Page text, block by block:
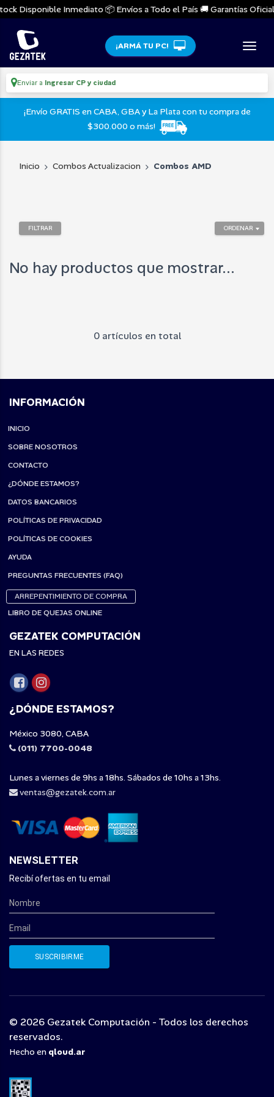
Disponible Inmediato 📦 Envíos a Todo el País 🚚 Garantías
¡ARMÁ TU PC!
Enviar a Ingresar CP y ciudad
¡Envío GRATIS en CABA, GBA y La Plata con tu compra de
$300.000 o más!
Inicio Combos Actualizacion Combos AMD
ORDENAR
FILTRAR
No hay productos que mostrar...
0 artículos en total
INFORMACIÓN
INICIO
SOBRE NOSOTROS
CONTACTO
¿DÓNDE ESTAMOS?
DATOS BANCARIOS
POLÍTICAS DE PRIVACIDAD
POLÍTICAS DE COOKIES
AYUDA
PREGUNTAS FRECUENTES (FAQ)
ARREPENTIMIENTO DE COMPRA
LIBRO DE QUEJAS ONLINE
GEZATEK COMPUTACIÓN
EN LAS REDES
¿DÓNDE ESTAMOS?
México 3080, CABA
(011) 7700-0048
Lunes a viernes de 9hs a 18hs. Sábados de 10hs a 13hs.
ventas@gezatek.com.ar
NEWSLETTER
Recibí ofertas en tu email
© 2026 Gezatek Computación - Todos los derechos
reservados.
Hecho en qloud.ar